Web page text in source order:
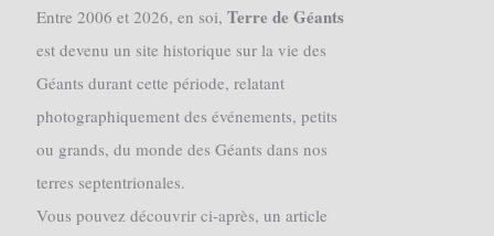
Entre 2006 et 2026, en soi,Terre de Géants
est devenu un site historique sur la vie des
Géants durant cette période, relatant
photographiquement des événements, petits
ou grands, du monde des Géants dans nos
terres septentrionales.
Vous pouvez découvrir ci-après, un article